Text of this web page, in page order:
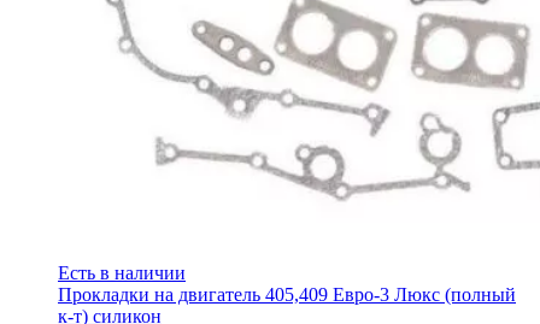
Есть в наличии
Прокладки на двигатель 405,409 Евро-3 Люкс (полный
к-т) силикон